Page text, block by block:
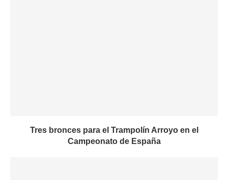
Tres bronces para el Trampolín Arroyo en el
Campeonato de España